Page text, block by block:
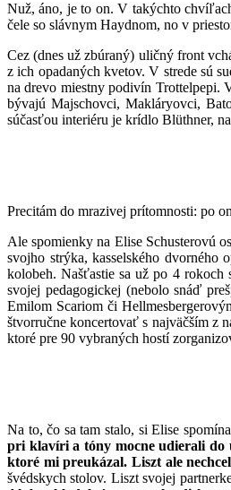
Nuž, áno, je to on. V takýchto
čele so slávnym Haydnom, no v
Cez (dnes už zbúraný) uličný front
z ich opadaných kvetov. V strede sú
na drevo miestny podivín Trottelpepi.
bývajú Majschovci, Makláryovci,
súčasťou interiéru je krídlo Blüthner,
Precitám do mrazivej prítomnosti: po
Ale spomienky na Elise Schusterovú
svojho strýka, kasselského dvorného
kolobeh. Našťastie sa už po 4 rokoch
svojej pedagogickej (nebolo snáď
Emilom Scariom či
štvorručne koncertovať s najväčším z
ktoré pre 90 vybraných hostí
Na to, čo sa tam stalo, si Elise
pri klavíri a tóny mocne udierali do
ktoré mi preukázal. Liszt ale
švédskych stolov. Liszt svojej